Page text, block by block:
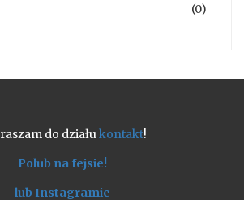
(0)
do działukontakt!
Polub na fejsie!
lub Instagramie